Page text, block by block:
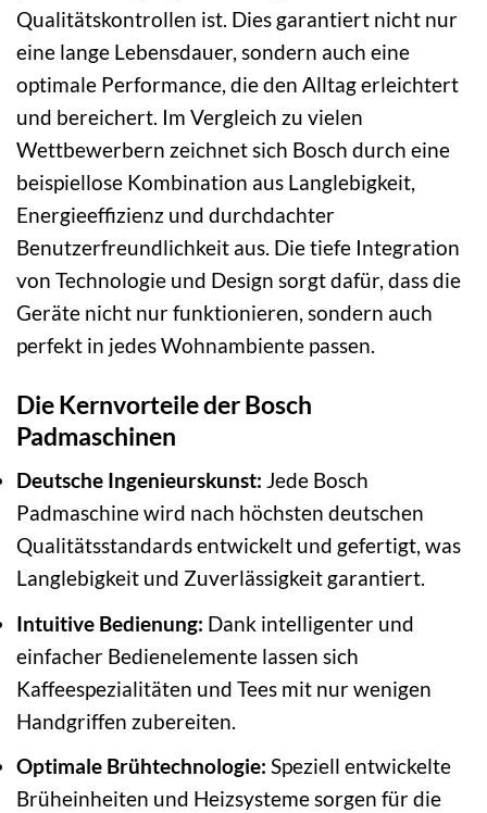
Qualitätskontrollen ist. Dies garantiert nicht nur
eine lange Lebensdauer, sondern auch eine
optimale Performance, die den Alltag erleichtert
und bereichert. Im Vergleich zu vielen
Wettbewerbern zeichnet sich Bosch durch eine
beispiellose Kombination aus Langlebigkeit,
Energieeffizienz und durchdachter
Benutzerfreundlichkeit aus. Die tiefe Integration
von Technologie und Design sorgt dafür, dass die
Geräte nicht nur funktionieren, sondern auch
perfekt in jedes Wohnambiente passen.
Die Kernvorteile der Bosch
Padmaschinen
Deutsche Ingenieurskunst: Jede Bosch
Padmaschine wird nach höchsten deutschen
Qualitätsstandards entwickelt und gefertigt, was
Langlebigkeit und Zuverlässigkeit garantiert.
Intuitive Bedienung: Dank intelligenter und
einfacher Bedienelemente lassen sich
Kaffeespezialitäten und Tees mit nur wenigen
Handgriffen zubereiten.
Optimale Brühtechnologie: Speziell entwickelte
Brüheinheiten und Heizsysteme sorgen für die